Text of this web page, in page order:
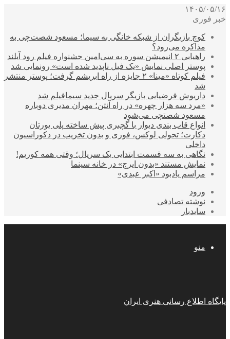
۱۴۰۵/۰۵/۱۶
خبر فوری
کوچ بازیگران از شبکه خانگی به سیما؛ مسعود شصت‌چی به
مذاکره می‌رود؟
راهیابی ۲ انیمیشن سوره به سی‌امین جشنواره فیلم رود آیلند
پوستر اصلی نمایش «یک فیل ناپدید شده است» رونمایی شد
فیلم کوتاه «مینا» ۲ جایزه از راه ابریشم گرفت؛ پوستر منتشر
شد
داریوش فرضیایی بازیگر سریال جدید سیمافیلم شد
«مرد سه هزار چهره» در راه آنتن؛ مهران مدیری دوباره
مسعود شصتچی می‌شود
انواع قاب بندی دیوار با گچبری پیش ساخته پلی یورتان
دکارت؛ تحولی لوکس، فوری و بدون تخریب در دکوراسیون
داخلی
نگاهی به سه قسمت ابتدایی یک سریال؛ وقتی همه کوریم!
نمایش مستند «بدون ایرج» در خانه سینما
مراسم یادبود «اکبر عبدی»
ورود
نوشته تصادفی
سایدبار
منو
پایگاه اطلاع رسانی هنری ایران